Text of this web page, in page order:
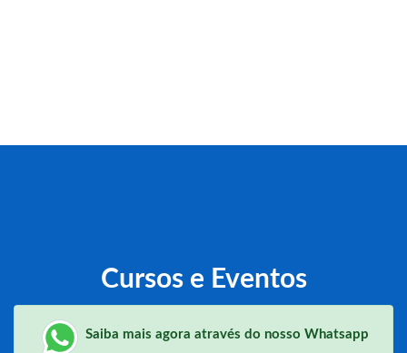
Cursos e Eventos
Saiba mais agora através do nosso Whatsapp